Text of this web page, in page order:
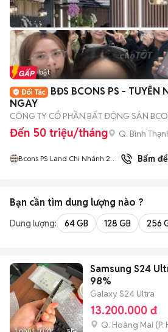
Tin nổi bật
BĐS BCONS PS - TUYỂN
NGAY
CÔNG TY CỔ PHẦN BẤT ĐỘNG SẢN
Đến 50 triệu/tháng Q. Bình
Bcons PS Land Chi Nhánh 2
2đã bán
Bấm
Bạn cần tìm dung lượng nào ?
Dung lượng: 64 GB 128 GB 256
Samsung S24
98%
Galaxy S24 Ultra
13.200.000 đ
Q. Hoàng Mai (